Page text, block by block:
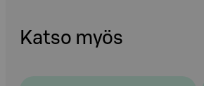
Katso myös